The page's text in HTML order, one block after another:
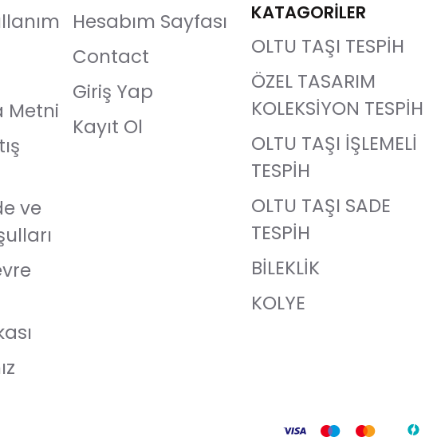
Metni
ve
Hesabım Sayfası
Contact
Giriş Yap
Kayıt Ol
KATAGORİLER
OLTU TAŞI TESPİH
ÖZEL TASARIM
KOLEKSİYON TESPİH
OLTU TAŞI İŞLEMELİ
TESPİH
OLTU TAŞI SADE
TESPİH
BİLEKLİK
KOLYE